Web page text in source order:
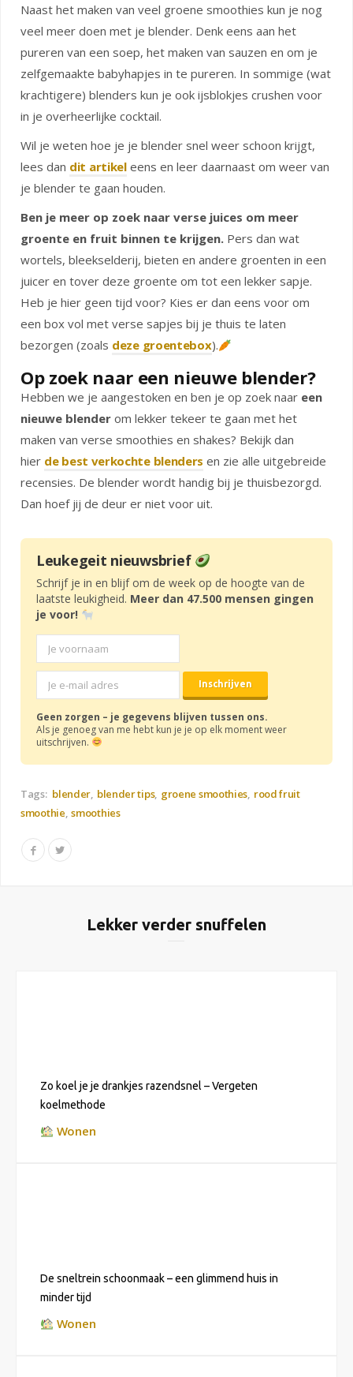
Naast het maken van veel groene smoothies kun je nog
veel meer doen met je blender. Denk eens aan het
pureren van een soep, het maken van sauzen en om je
zelfgemaakte babyhapjes in te pureren. In sommige (wat
krachtigere) blenders kun je ook ijsblokjes crushen voor
in je overheerlijke cocktail.
Wil je weten hoe je je blender snel weer schoon krijgt,
lees dan dit artikeleens en leer daarnaast om weer van
je blender te gaan houden.
Ben je meer op zoek naar verse juices om meer
groente en fruit binnen te krijgen. Pers dan wat
wortels, bleekselderij, bieten en andere groenten in een
juicer en tover deze groente om tot een lekker sapje.
Heb je hier geen tijd voor? Kies er dan eens voor om
een box vol met verse sapjes bij je thuis te laten
bezorgen (zoals deze groentebox).
Op zoek naar een nieuwe blender?
Hebben we je aangestoken en ben je op zoek naar een
nieuwe blender om lekker tekeer te gaan met het
maken van verse smoothies en shakes? Bekijk dan
hier de best verkochte blenders en zie alle uitgebreide
recensies. De blender wordt handig bij je thuisbezorgd.
Dan hoef jij de deur er niet voor uit.
Leukegeit nieuwsbrief
Schrijf je in en blijf om de week op de hoogte van de
laatste leukigheid. Meer dan 47.500 mensen gingen
je voor!
Geen zorgen – je gegevens blijven tussen ons.
Als je genoeg van me hebt kun je je op elk moment weer
uitschrijven.
Tags: blender blender tips groene smoothies rood fruit
smoothie smoothies
Lekker verder snuffelen
Zo koel je je drankjes razendsnel – Vergeten
koelmethode
Wonen
De sneltrein schoonmaak – een glimmend huis in
minder tijd
Wonen